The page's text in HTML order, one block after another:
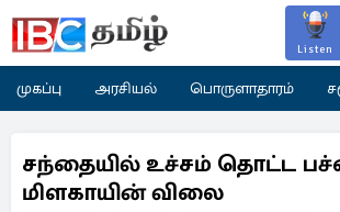
Listen
முகப்பு அரசியல் பொருளாதாரம்
சந்தையில் உச்சம் தொட்ட
மிளகாயின் விலை